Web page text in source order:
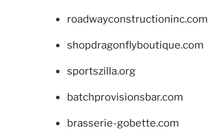
roadwayconstructioninc.com
shopdragonflyboutique.com
sportszilla.org
batchprovisionsbar.com
brasserie-gobette.com